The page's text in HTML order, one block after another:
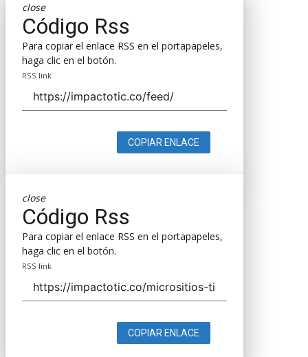
close
Código Rss
Para copiar el enlace RSS en el portapapeles,
haga clic en el botón.
RSS link
COPIAR ENLACE
close
Código Rss
Para copiar el enlace RSS en el portapapeles,
haga clic en el botón.
RSS link
COPIAR ENLACE